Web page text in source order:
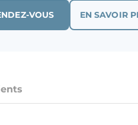
VOUS EN SAVOIR